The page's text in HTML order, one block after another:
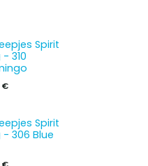
Spirit
310
€
Spirit
- 306 Blue